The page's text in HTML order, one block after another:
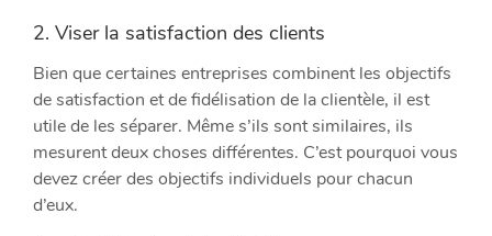
2. Viser la satisfaction des clients
Bien que certaines entreprises combinent les objectifs
de satisfaction et de fidélisation de la clientèle, il est
utile de les séparer. Même s’ils sont similaires, ils
mesurent deux choses différentes. C’est pourquoi vous
devez créer des objectifs individuels pour chacun
d’eux.